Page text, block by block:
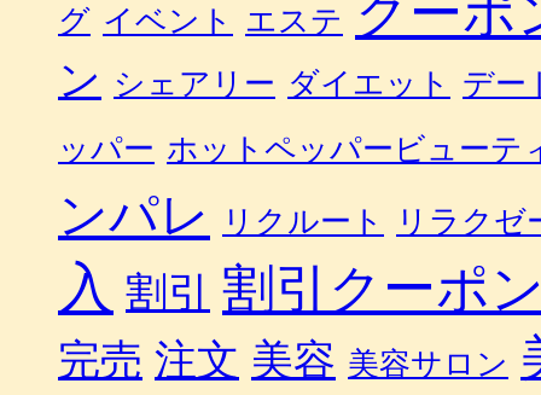
グ イベント エステ クーポ
ン シェアリー ダイエット
デー
ッパー ホットペッパービューテ
ンパレ リクルート リラクゼ
入 割引 割引クーポ
完売 注文 美容 美容サロン